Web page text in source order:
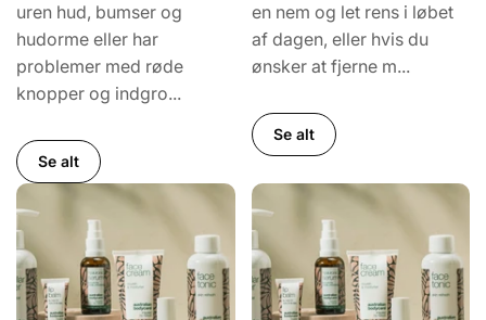
uren hud, bumser og
hudorme eller har
problemer med røde
knopper og indgro...
Se alt
en nem og let rens i løbet
af dagen, eller hvis du
ønsker at fjerne m...
Se alt